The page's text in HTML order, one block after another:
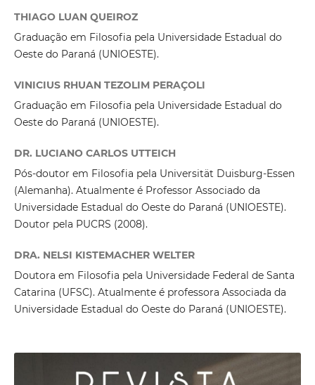
THIAGO LUAN QUEIROZ
Graduação em Filosofia pela Universidade Estadual do
Oeste do Paraná (UNIOESTE).
VINICIUS RHUAN TEZOLIM PERAÇOLI
Graduação em Filosofia pela Universidade Estadual do
Oeste do Paraná (UNIOESTE).
DR. LUCIANO CARLOS UTTEICH
Pós-doutor em Filosofia pela Universität Duisburg-Essen
(Alemanha). Atualmente é Professor Associado da
Universidade Estadual do Oeste do Paraná (UNIOESTE).
Doutor pela PUCRS (2008).
DRA. NELSI KISTEMACHER WELTER
Doutora em Filosofia pela Universidade Federal de Santa
Catarina (UFSC). Atualmente é professora Associada da
Universidade Estadual do Oeste do Paraná (UNIOESTE).